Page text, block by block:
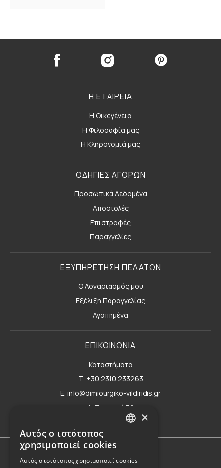
Η ΕΤΑΙΡΕΙΑ
Η Οικογένεια
Η Φιλοσοφία μας
Η Κληρονομιά μας
ΟΔΗΓΙΕΣ ΑΓΟΡΩΝ
Προσωπικά Δεδομένα
Αποστολές
Επιστροφές
Παραγγελίες
ΕΞΥΠΗΡΕΤΗΣΗ ΠΕΛΑΤΩΝ
Ο Λογαριασμός μου
Εξέλιξη Παραγγελίας
Αγαπημένα
ΕΠΙΚΟΙΝΩΝΙΑ
Καταστήματα
Τ. +30 2310 233263
E. info@dimiourgiko-vildiridis.gr
Δ. Τσιμισκή 70
Φόρμα επικοινωνίας×
Αυτός ο ιστότοπος
χρησιμοποιεί cookies
Αυτός ο ιστότοπος χρησιμοποιεί cookies